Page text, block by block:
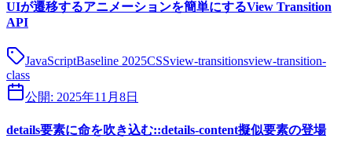
UIが遷移するアニメーションを簡単にするView Transition
API
JavaScriptBaseline 2025CSSview-transitionsview-transition-
class
公開: 2025年11月8日
details要素に命を吹き込む::details-content擬似要素の登場